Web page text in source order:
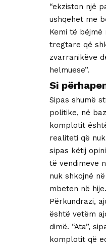
“ekziston një
ushqehet me
Kemi të
tregtare që
zvarranikëve
helmuese”.
Si
Sipas shumë
politike, në
komplotit
realiteti që
sipas këtij
të vendimeve
nuk shkojnë
mbeten në hije.
Përkundrazi,
është vetëm
dimë. “Ata”,
komplotit që